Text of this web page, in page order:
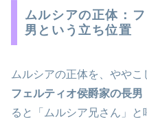
ムルシアの正体：
男という立ち位置
ムルシアの正体を、ややこ
フェルティオ侯爵家の長男
ると「ムルシア兄さん」